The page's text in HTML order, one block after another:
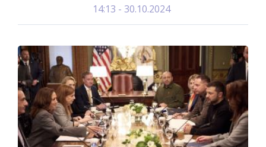
30.10.2024 - 14:13